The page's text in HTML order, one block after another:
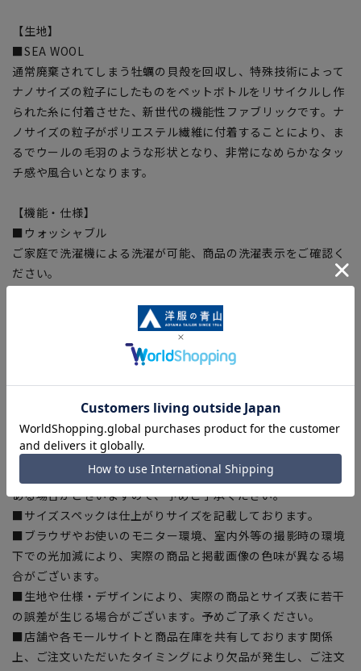
【生地】
■SEA WOOL
通常廃棄されてしまう牡蠣の貝殻を回収し、特殊技術によって
ナノサイズの粒子にしたものをペットボトルをリサイクルし作
られた糸に付着させた、新世代の機能性ファブリックです。ナ
ノサイズの粒子がポリエステル繊維に付着することにより、ま
るでウールの毛羽のような形状となり、非常になめらかなタッ
チ感や風合いとなります。
【機能・仕様】
■ウォッシャブル
ご家庭で洗濯機による洗濯が可能、商品の洗濯表示をご確認く
ださい。
動きやすく、窮屈感の無いストレッチ生地を使用。
裏地をなくした軽量仕様、暑い夏でもカーディガン感覚で快適
脇下の縫い代にテープを縫込み、気になるニオイも軽減。
【商品に関するご注意】
■商品画像はサンプルのため、色味やサイズ等の仕様に変更が
ある場合がございますので、予めご了承ください。
■サイズスペックは仕上がりサイズを記載しております。
■ブラウザやお使いのモニター環境、室内外等の撮影時の環境
下での光加減により、実際の商品と掲載画像の色味が異なる場
合がございます。
■生地や仕様・デザインにより、実際の商品とサイズ表に若干
の誤差が生じる場合がございます。予めご了承ください。
■店舗や各モールサイトと商品在庫を共有しております関係
上、ご注文いただいたタイミングにより欠品が発生し、ご注文